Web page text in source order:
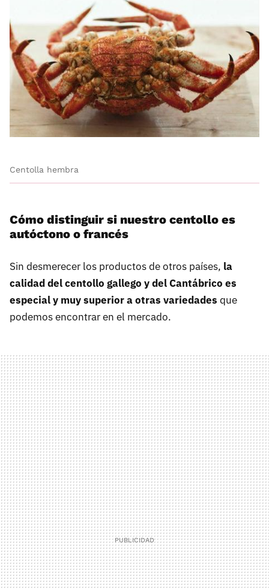
Centolla hembra
Cómo distinguir si nuestro centollo es
autóctono o francés
Sin desmerecer los productos de otros países, la
calidad del centollo gallego y del Cantábrico es
especial y muy superior a otras variedades que
podemos encontrar en el mercado.